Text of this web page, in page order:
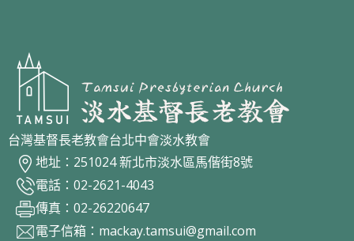
台灣基督長老教會台北中會淡水教會
地址：251024 新北市淡水區馬偕街8號
電話：02-2621-4043
傳真：02-26220647
電子信箱： mackay.tamsui@gmail.com